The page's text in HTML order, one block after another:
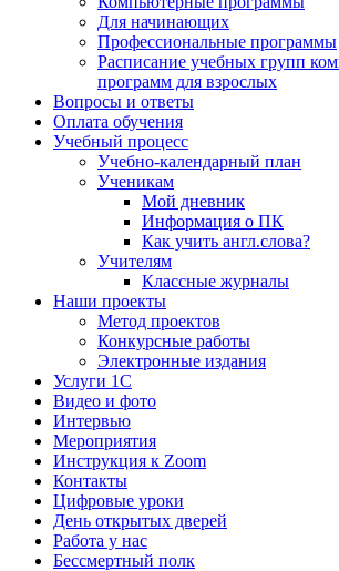
Для начинающих
Профессиональные программы
Расписание учебных групп
программ для взрослых
Вопросы и ответы
Оплата обучения
Учебный процесс
Учебно-календарный план
Ученикам
Мой дневник
Информация о ПК
Как учить англ.слова?
Учителям
Классные журналы
Наши проекты
Метод проектов
Конкурсные работы
Электронные издания
Услуги 1C
Видео и фото
Интервью
Мероприятия
Инструкция к Zoom
Контакты
Цифровые уроки
День открытых дверей
Работа у нас
Бессмертный полк